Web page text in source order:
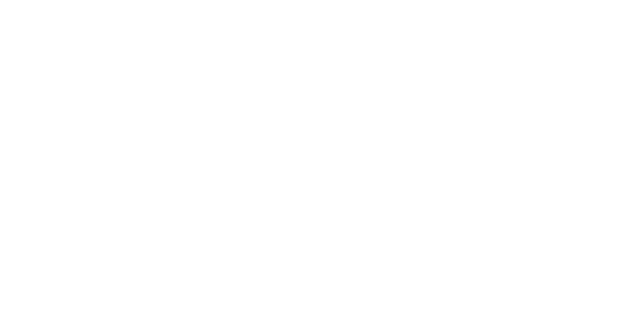
معلوم کریں